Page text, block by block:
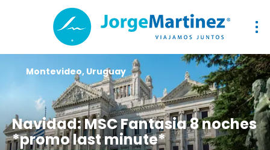
Navidad: MSC Fantasia 8 noches
*promo last minute*
Montevideo, Uruguay